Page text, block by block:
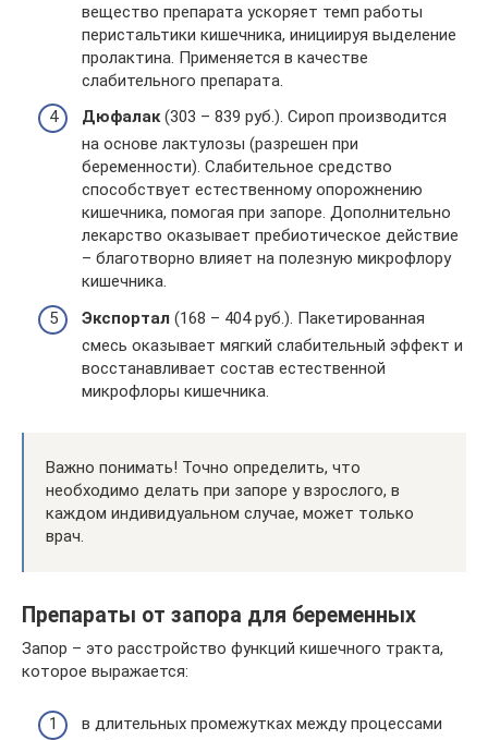
вещество препарата ускоряет темп работы
перистальтики кишечника, инициируя выделение
пролактина. Применяется в качестве
слабительного препарата.
Дюфалак(303 – 839 руб.). Сироп производится
на основе лактулозы (разрешен при
беременности). Слабительное средство
способствует естественному опорожнению
кишечника, помогая при запоре. Дополнительно
лекарство оказывает пребиотическое действие
– благотворно влияет на полезную микрофлору
кишечника.
Экспортал (168 – 404 руб.). Пакетированная
смесь оказывает мягкий слабительный эффект и
восстанавливает состав естественной
микрофлоры кишечника.
Важно понимать! Точно определить, что
необходимо делать при запоре у взрослого, в
каждом индивидуальном случае, может только
врач.
Препараты от запора для беременных
Запор – это расстройство функций кишечного тракта,
которое выражается:
в длительных промежутках между процессами